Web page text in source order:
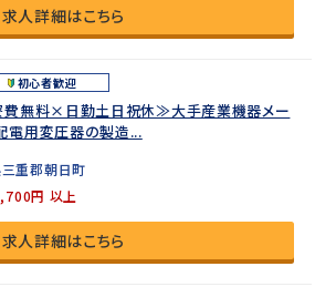
求人詳細はこちら
初心者歓迎
費無料×日勤土日祝休≫大手産業機器メー
電用変圧器の製造...
重郡朝日町
円 以上
求人詳細はこちら